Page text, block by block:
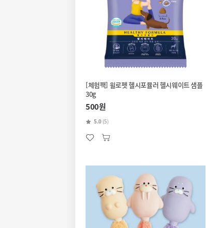
[체험팩] 윌로펫 헬시포뮬러 헬시웨이트 샘플
30g
500원
5.0 (5)